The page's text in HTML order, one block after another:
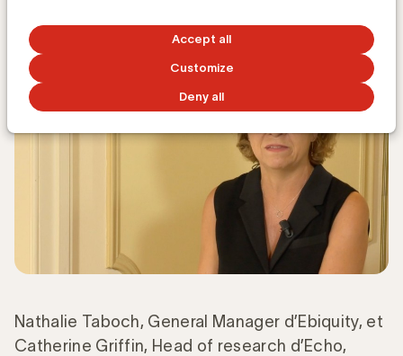
Accept all
Customize
Deny all
Nathalie Taboch, General Manager d’Ebiquity, et
Catherine Griffin, Head of research d’Echo,